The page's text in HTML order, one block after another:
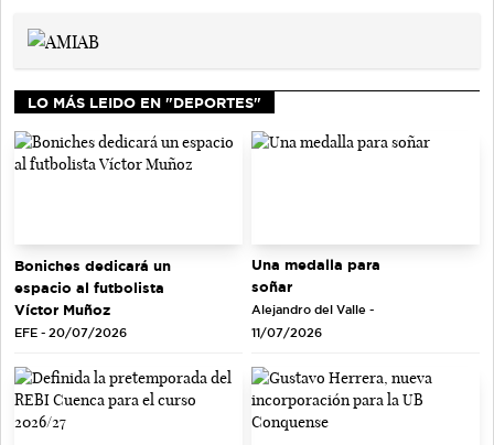
LO MÁS LEIDO EN "DEPORTES"
Boniches dedicará un
espacio al futbolista
Víctor Muñoz
EFE - 20/07/2026
Una medalla para
soñar
Alejandro del Valle -
11/07/2026